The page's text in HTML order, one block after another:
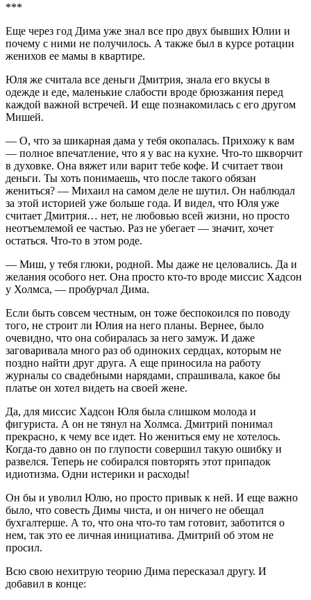
***
Еще через год Дима уже знал все про двух бывших Юлии и
почему с ними не получилось. А также был в курсе ротации
женихов ее мамы в квартире.
Юля же считала все деньги Дмитрия, знала его вкусы в
одежде и еде, маленькие слабости вроде брюзжания перед
каждой важной встречей. И еще познакомилась с его другом
Мишей.
— О, что за шикарная дама у тебя окопалась. Прихожу к вам
— полное впечатление, что я у вас на кухне. Что-то шкворчит
в духовке. Она вяжет или варит тебе кофе. И считает твои
деньги. Ты хоть понимаешь, что после такого обязан
жениться? — Михаил на самом деле не шутил. Он наблюдал
за этой историей уже больше года. И видел, что Юля уже
считает Дмитрия… нет, не любовью всей жизни, но просто
неотъемлемой ее частью. Раз не убегает — значит, хочет
остаться. Что-то в этом роде.
— Миш, у тебя глюки, родной. Мы даже не целовались. Да и
желания особого нет. Она просто кто-то вроде миссис Хадсон
у Холмса, — пробурчал Дима.
Если быть совсем честным, он тоже беспокоился по поводу
того, не строит ли Юлия на него планы. Вернее, было
очевидно, что она собиралась за него замуж. И даже
заговаривала много раз об одиноких сердцах, которым не
поздно найти друг друга. А еще приносила на работу
журналы со свадебными нарядами, спрашивала, какое бы
платье он хотел видеть на своей жене.
Да, для миссис Хадсон Юля была слишком молода и
фигуриста. А он не тянул на Холмса. Дмитрий понимал
прекрасно, к чему все идет. Но жениться ему не хотелось.
Когда-то давно он по глупости совершил такую ошибку и
развелся. Теперь не собирался повторять этот припадок
идиотизма. Одни истерики и расходы!
Он бы и уволил Юлю, но просто привык к ней. И еще важно
было, что совесть Димы чиста, и он ничего не обещал
бухгалтерше. А то, что она что-то там готовит, заботится о
нем, так это ее личная инициатива. Дмитрий об этом не
просил.
Всю свою нехитрую теорию Дима пересказал другу. И
добавил в конце: